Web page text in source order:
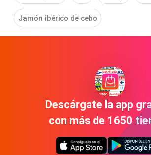
Jamón ibérico de cebo
Descárgate la app
con más de 1650